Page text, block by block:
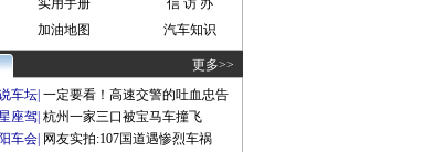
实用手册
信 访 办
加油地图 汽车知识
更多>>
车坛 一定要看！高速交警的吐血忠告
座驾 杭州一家三口被宝马车撞飞
车会 网友实拍:107国道遇惨烈车祸